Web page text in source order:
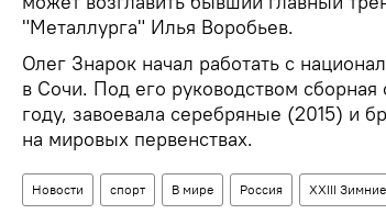
"Металлурга" Илья Воробьев.
Олег Знарок начал работать с
в Сочи. Под его руководством
году, завоевала серебряные (2015) и
на мировых первенствах.
Новости спорт В мире Россия XXIII